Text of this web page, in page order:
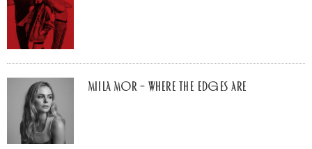
Miila Mor – Where The Edges Are